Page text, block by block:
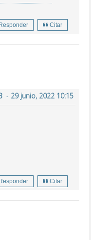
Citar
- 29 junio, 2022 10:15
Citar